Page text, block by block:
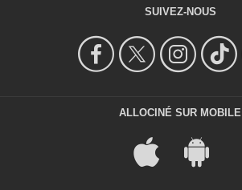
SUIVEZ-NOUS
ALLOCINÉ SUR MOBILE